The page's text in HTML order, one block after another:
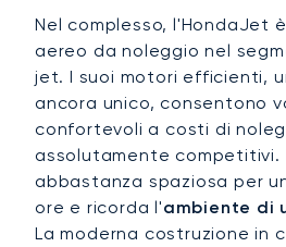
Nel complesso, l'HondaJet
aereo da noleggio nel
jet. I suoi motori efficienti,
ancora unico, consentono
confortevoli a costi di
assolutamente competitivi.
abbastanza spaziosa per
ore e ricorda l'ambiente di
La moderna costruzione in